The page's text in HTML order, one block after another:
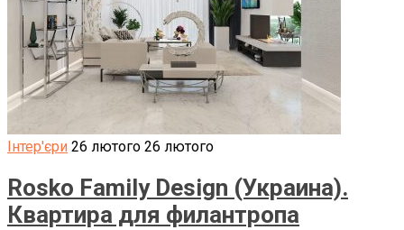
Інтер'єри 26 лютого 26 лютого
Rosko Family Design (Украина).
Квартира для филантропа